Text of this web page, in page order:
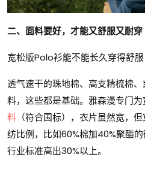
二、面料要好，才能又舒服又耐穿
宽松版Polo衫能不能长久穿得舒服
透气速干的珠地棉、高支精梳棉
料，这些都是基础。雅森漫专门
料 （符合国标），衣片虽然宽，
纺比例，比如60%棉加40%聚酯
行业标准高出30%以上。